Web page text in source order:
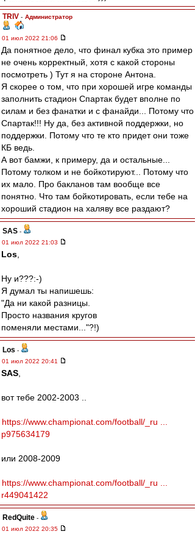
TRIV - Администратор
01 июл 2022 21:06
Да понятное дело, что финал кубка это пример
не очень корректный, хотя с какой стороны
посмотреть ) Тут я на стороне Антона.
Я скорее о том, что при хорошей игре команды
заполнить стадион Спартак будет вполне по
силам и без фанатки и с фанайди... Потому что
Спартак!!! Ну да, без активной поддержки, но
поддержки. Потому что те кто придет они тоже
КБ ведь.
А вот бамжи, к примеру, да и остальные...
Потому толком и не бойкотируют... Потому что
их мало. Про бакланов там вообще все
понятно. Что там бойкотировать, если тебе на
хороший стадион на халяву все раздают?
SAS -
01 июл 2022 21:03
Los
Ну и???:-)
Я думал ты напишешь:
"Да ни какой разницы.
Просто названия кругов
поменяли местами..."?!)
Los -
01 июл 2022 20:41
SAS
вот тебе 2002-2003 ..
https://www.championat.com/football/_ru ...
p975634179
или 2008-2009
https://www.championat.com/football/_ru ...
r449041422
RedQuite -
01 июл 2022 20:35